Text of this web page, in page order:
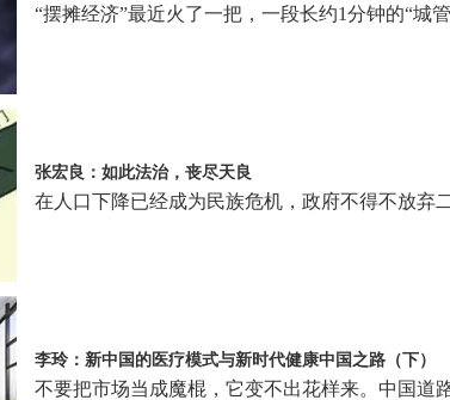
“摆摊经济”最近火了一把，一段长约1分钟的“城管
张宏良：如此法治，丧尽天良
在人口下降已经成为民族危机，政府不得不放弃
李玲：新中国的医疗模式与新时代健康中国之路（下）
不要把市场当成魔棍，它变不出花样来。中国道